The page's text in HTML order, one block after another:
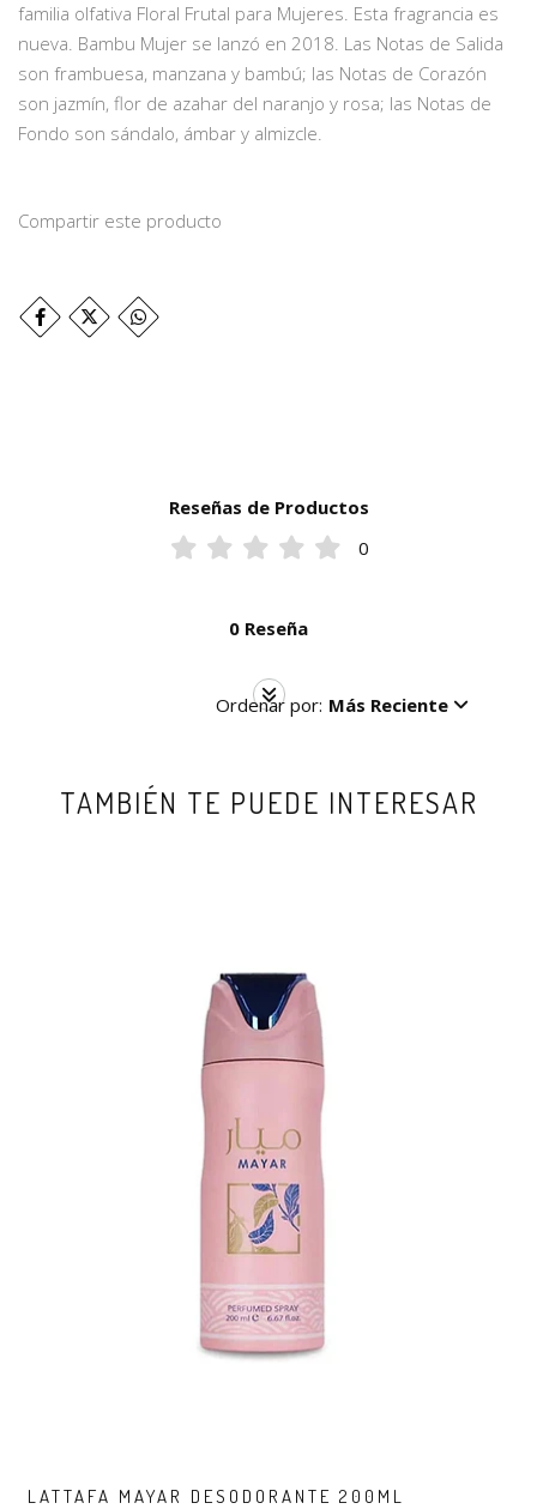
familia olfativa Floral Frutal para Mujeres. Esta fragrancia es
nueva. Bambu Mujer se lanzó en 2018. Las Notas de Salida
son frambuesa, manzana y bambú; las Notas de Corazón
son jazmín, flor de azahar del naranjo y rosa; las Notas de
Fondo son sándalo, ámbar y almizcle.
Compartir este producto
Reseñas de Productos
0
0 Reseña
Ordenar por: Más Reciente
TAMBIÉN TE PUEDE INTERESAR
LATTAFA MAYAR DESODORANTE 200ML